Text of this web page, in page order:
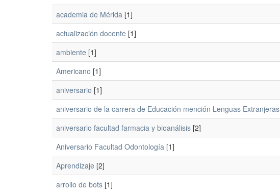
academia de Mérida [1]
actualización docente [1]
ambiente [1]
Americano [1]
aniversario [1]
aniversario de la carrera de Educación mención Lenguas Extranjeras
aniversario facultad farmacia y bioanálisis [2]
Aniversario Facultad Odontología [1]
Aprendizaje [2]
arrollo de bots [1]